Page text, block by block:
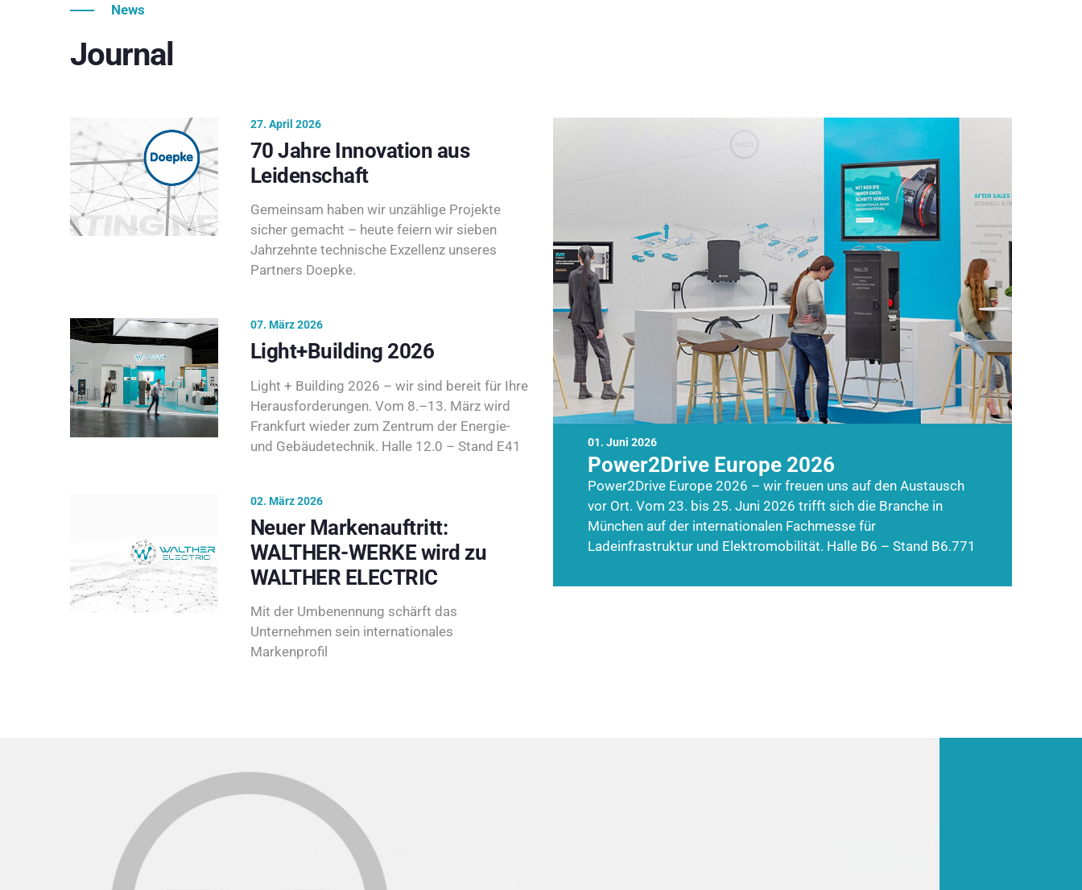
News
Journal
01. Juni 2026
Power2Drive Europe 2026
Power2Drive Europe 2026 – wir freuen uns auf den Austausch
vor Ort. Vom 23. bis 25. Juni 2026 trifft sich die Branche in
München auf der internationalen Fachmesse für
Ladeinfrastruktur und Elektromobilität. Halle B6 – Stand B6.771
27. April 2026
70 Jahre Innovation aus
Leidenschaft
Gemeinsam haben wir unzählige Projekte
sicher gemacht – heute feiern wir sieben
Jahrzehnte technische Exzellenz unseres
Partners Doepke.
07. März 2026
Light+Building 2026
Light + Building 2026 – wir sind bereit für Ihre
Herausforderungen. Vom 8.–13. März wird
Frankfurt wieder zum Zentrum der Energie-
und Gebäudetechnik. Halle 12.0 – Stand E41
02. März 2026
Neuer Markenauftritt:
WALTHER-WERKE wird zu
WALTHER ELECTRIC
Mit der Umbenennung schärft das
Unternehmen sein internationales
Markenprofil